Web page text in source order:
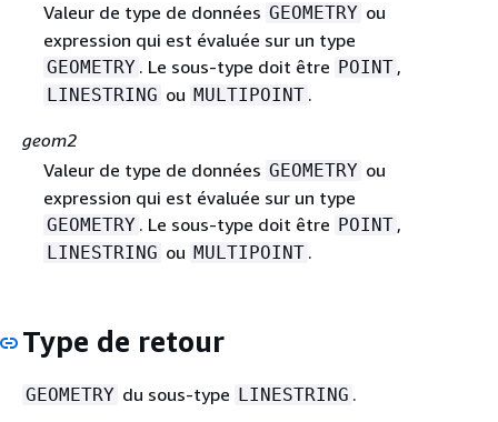
Valeur de type de données GEOMETRY ou
expression qui est évaluée sur un type
GEOMETRY . Le sous-type doit être POINT ,
LINESTRING ou MULTIPOINT .
geom2
Valeur de type de données GEOMETRY ou
expression qui est évaluée sur un type
GEOMETRY . Le sous-type doit être POINT ,
LINESTRING ou MULTIPOINT .
Type de retour
GEOMETRY du sous-type LINESTRING .